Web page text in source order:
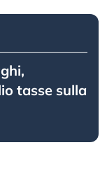
tasse sulla